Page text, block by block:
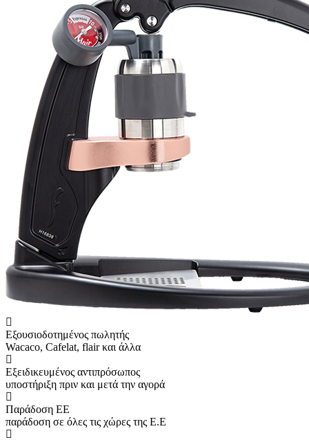
Εξουσιοδοτημένος πωλητής
Wacaco, Cafelat, flair και άλλα
Εξειδικευμένος αντιπρόσωπος
υποστήριξη πριν και μετά την αγορά
Παράδοση ΕΕ
παράδοση σε όλες τις χώρες της Ε.Ε